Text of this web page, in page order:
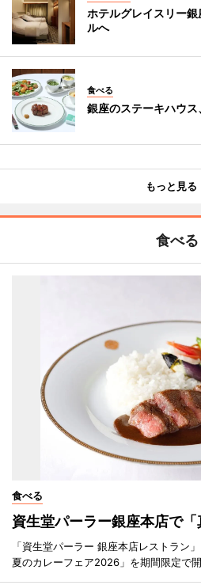
ホテルグレイスリー
ルへ
食べる
銀座のステーキハウ
もっと見る
食べる
食べる
資生堂パーラー銀座本店で「
「資生堂パーラー 銀座本店レストラン
夏のカレーフェア2026」を期間限定で開